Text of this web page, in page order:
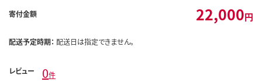
寄付金額 22,000円
配送予定時期： 配送日は指定できません。
レビュー 0件